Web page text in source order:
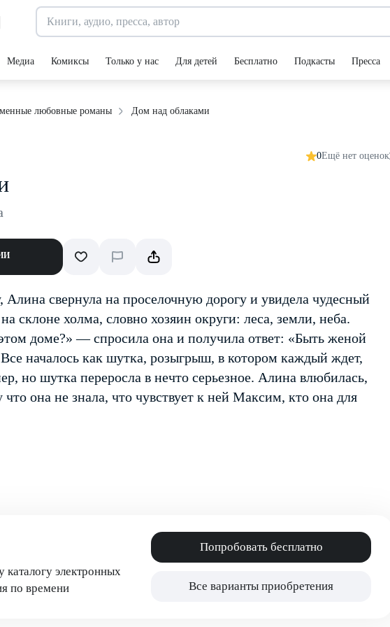
Медиа Комиксы Только у нас Для детей Бесплатно Подкасты Пресса
любовные романы Дом над облаками
0Ещё нет оценок
Алина свернула на проселочную дорогу и увидела чудесный
склоне холма, словно хозяин округи: леса, земли, неба.
доме?» — спросила она и получила ответ: «Быть женой
началось как шутка, розыгрыш, в котором каждый ждет,
но шутка переросла в нечто серьезное. Алина влюбилась,
она не знала, что чувствует к ней Максим, кто она для
электронных
по времени
Попробовать бесплатно
Все варианты приобретения